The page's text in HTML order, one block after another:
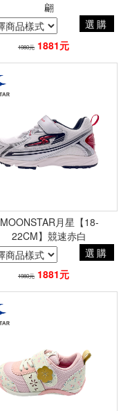
翩
選購
1980元 1881元
MOONSTAR月星【18-
22CM】競速赤白
選購
1980元 1881元